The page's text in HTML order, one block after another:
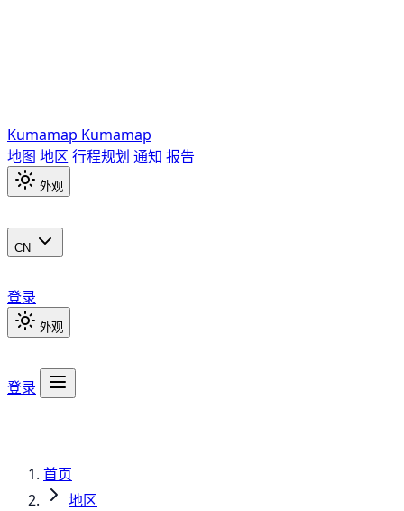
Kumamap Kumamap
地图 地区 行程规划 通知 报告
外观
CN
登录
外观
登录
首页
地区